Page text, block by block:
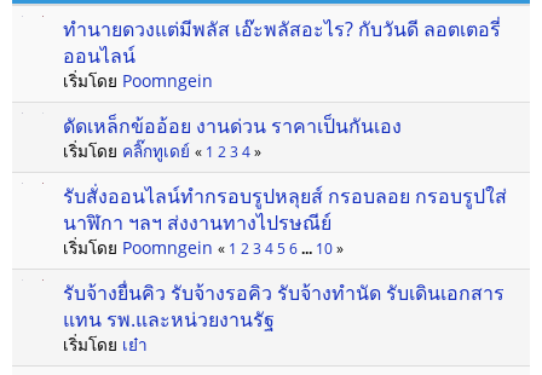
ทำนายดวงแต่มีพลัส เอ๊ะพลัสอะไร? กับวันดี ลอตเตอรี่
ออนไลน์
เริ่มโดย Poomngein
ดัดเหล็กข้ออ้อย งานด่วน ราคาเป็นกันเอง
เริ่มโดย คลิ๊กทูเดย์ « 1 2 3 4 »
รับสั่งออนไลน์ทำกรอบรูปหลุยส์ กรอบลอย กรอบรูปใส่
นาฬิกา ฯลฯ ส่งงานทางไปรษณีย์
เริ่มโดย Poomngein « 1 2 3 4 5 6 ... 10 »
รับจ้างยื่นคิว รับจ้างรอคิว รับจ้างทำนัด รับเดินเอกสาร
แทน รพ.และหน่วยงานรัฐ
เริ่มโดย เย๋า